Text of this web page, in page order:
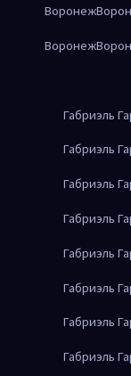
Воронеж
Воронеж
Габриэль
Габриэль
Габриэль
Габриэль
Габриэль
Габриэль
Габриэль
Габриэль